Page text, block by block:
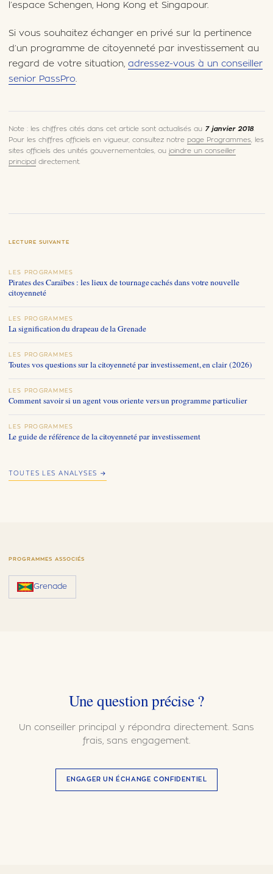
l’espace Schengen, Hong Kong et Singapour.
Si vous souhaitez échanger en privé sur la pertinence
d’un programme de citoyenneté par investissement au
regard de votre situation, adressez-vous à un conseiller
senior PassPro
Note : les chiffres cités dans cet article sont actualisés au 7 janvier 2018.
Pour les chiffres officiels en vigueur, consultez notre page Programmes, les
sites officiels des unités gouvernementales, ou joindre un conseiller
principal directement.
LECTURE SUIVANTE
LES PROGRAMMES
Pirates des Caraïbes : les lieux de tournage cachés dans votre nouvelle
citoyenneté
LES PROGRAMMES
La signification du drapeau de la Grenade
LES PROGRAMMES
Toutes vos questions sur la citoyenneté par investissement, en clair (2026)
LES PROGRAMMES
Comment savoir si un agent vous oriente vers un programme particulier
LES PROGRAMMES
Le guide de référence de la citoyenneté par investissement
TOUTES LES ANALYSES →
PROGRAMMES ASSOCIÉS
Grenade
Une question précise ?
Un conseiller principal y répondra directement. Sans
frais, sans engagement.
ENGAGER UN ÉCHANGE CONFIDENTIEL